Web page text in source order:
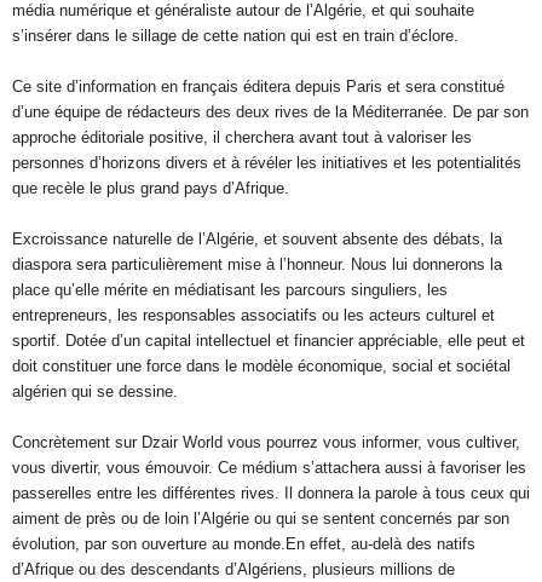
média numérique et généraliste autour de l’Algérie, et qui souhaite
s’insérer dans le sillage de cette nation qui est en train d’éclore.
Ce site d’information en français éditera depuis Paris et sera constitué
d’une équipe de rédacteurs des deux rives de la Méditerranée. De par son
approche éditoriale positive, il cherchera avant tout à valoriser les
personnes d’horizons divers et à révéler les initiatives et les potentialités
que recèle le plus grand pays d’Afrique.
Excroissance naturelle de l’Algérie, et souvent absente des débats, la
diaspora sera particulièrement mise à l’honneur. Nous lui donnerons la
place qu’elle mérite en médiatisant les parcours singuliers, les
entrepreneurs, les responsables associatifs ou les acteurs culturel et
sportif. Dotée d’un capital intellectuel et financier appréciable, elle peut et
doit constituer une force dans le modèle économique, social et sociétal
algérien qui se dessine.
Concrètement sur Dzair World vous pourrez vous informer, vous cultiver,
vous divertir, vous émouvoir. Ce médium s’attachera aussi à favoriser les
passerelles entre les différentes rives. Il donnera la parole à tous ceux qui
aiment de près ou de loin l’Algérie ou qui se sentent concernés par son
évolution, par son ouverture au monde.En effet, au-delà des natifs
d’Afrique ou des descendants d’Algériens, plusieurs millions de